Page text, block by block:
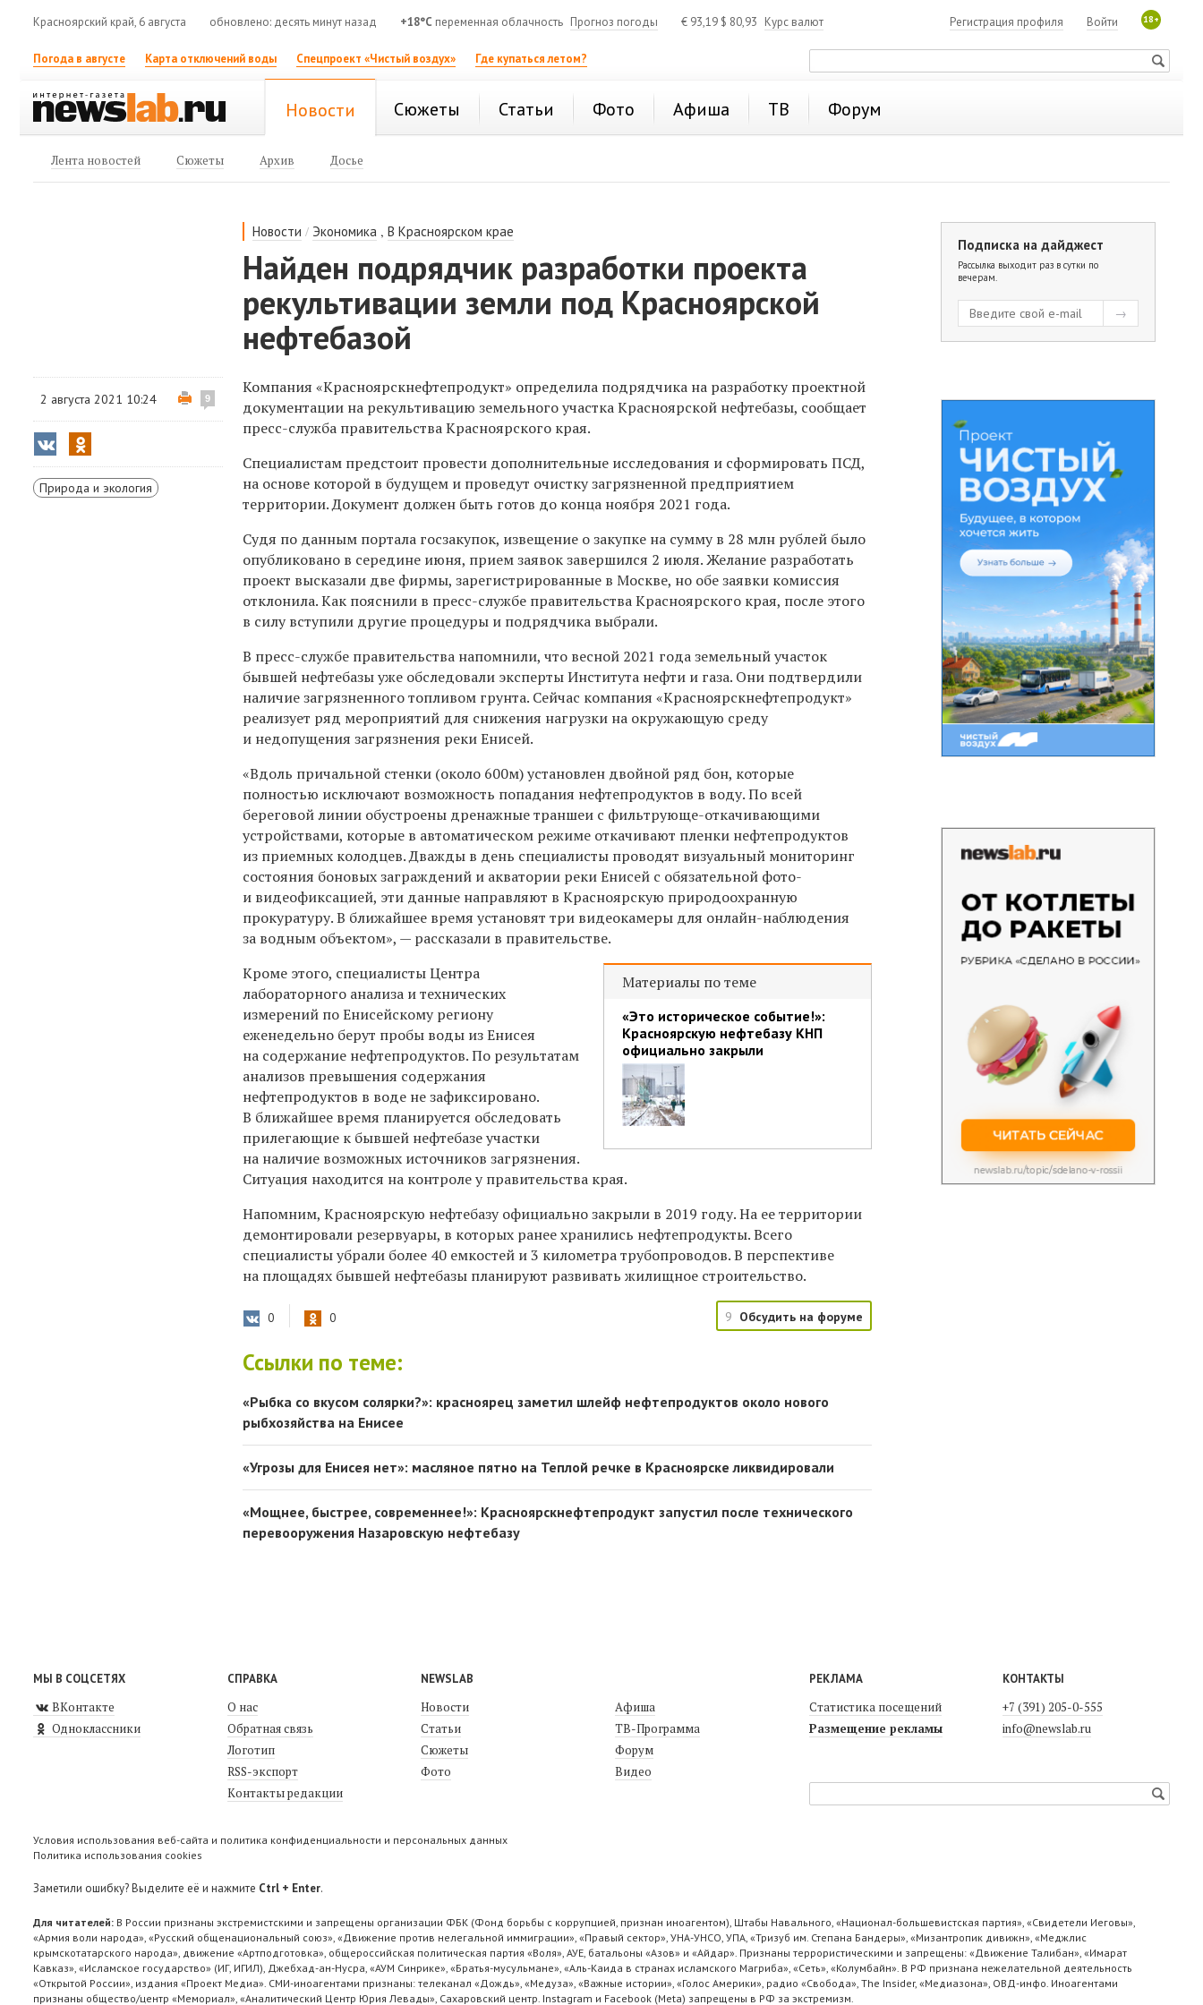
Красноярский край, 6 августа обновлено: десять минут назад +18°C переменная облачность Прогноз погоды € 93,19 $ 80,93 Курс валют 18+
Войти
Регистрация профиля
Погода в августе Карта отключений воды Спецпроект «Чистый воздух» Где купаться летом?
Новости Сюжеты Статьи Фото Афиша ТВ Форум
Лента новостей Сюжеты Архив Досье
Новости / Экономика ,В Красноярском крае
Найден подрядчик разработки проекта
рекультивации земли под Красноярской
нефтебазой
2 августа 2021 10:24 9
Природа и экология
Компания «Красноярскнефтепродукт» определила подрядчика на разработку проектной
документации на рекультивацию земельного участка Красноярской нефтебазы, сообщает
пресс-служба правительства Красноярского края.
Специалистам предстоит провести дополнительные исследования и сформировать ПСД,
на основе которой в будущем и проведут очистку загрязненной предприятием
территории. Документ должен быть готов до конца ноября 2021 года.
Судя по данным портала госзакупок, извещение о закупке на сумму в 28 млн рублей было
опубликовано в середине июня, прием заявок завершился 2 июля. Желание разработать
проект высказали две фирмы, зарегистрированные в Москве, но обе заявки комиссия
отклонила. Как пояснили в пресс-службе правительства Красноярского края, после этого
в силу вступили другие процедуры и подрядчика выбрали.
В пресс-службе правительства напомнили, что весной 2021 года земельный участок
бывшей нефтебазы уже обследовали эксперты Института нефти и газа. Они подтвердили
наличие загрязненного топливом грунта. Сейчас компания «Красноярскнефтепродукт»
реализует ряд мероприятий для снижения нагрузки на окружающую среду
и недопущения загрязнения реки Енисей.
«Вдоль причальной стенки (около 600м) установлен двойной ряд бон, которые
полностью исключают возможность попадания нефтепродуктов в воду. По всей
береговой линии обустроены дренажные траншеи с фильтрующе-откачивающими
устройствами, которые в автоматическом режиме откачивают пленки нефтепродуктов
из приемных колодцев. Дважды в день специалисты проводят визуальный мониторинг
состояния боновых заграждений и акватории реки Енисей с обязательной фото-
и видеофиксацией, эти данные направляют в Красноярскую природоохранную
прокуратуру. В ближайшее время установят три видеокамеры для онлайн-наблюдения
за водным объектом», — рассказали в правительстве.
Материалы по теме
«Это историческое событие!»:
Красноярскую нефтебазу КНП
официально закрыли
Кроме этого, специалисты Центра
лабораторного анализа и технических
измерений по Енисейскому региону
еженедельно берут пробы воды из Енисея
на содержание нефтепродуктов. По результатам
анализов превышения содержания
нефтепродуктов в воде не зафиксировано.
В ближайшее время планируется обследовать
прилегающие к бывшей нефтебазе участки
на наличие возможных источников загрязнения.
Ситуация находится на контроле у правительства края.
Напомним, Красноярскую нефтебазу официально закрыли в 2019 году. На ее территории
демонтировали резервуары, в которых ранее хранились нефтепродукты. Всего
специалисты убрали более 40 емкостей и 3 километра трубопроводов. В перспективе
на площадях бывшей нефтебазы планируют развивать жилищное строительство.
0 0 9 Обсудить на форуме
Ссылки по теме:
«Рыбка со вкусом солярки?»: красноярец заметил шлейф нефтепродуктов около нового
рыбхозяйства на Енисее
«Угрозы для Енисея нет»: масляное пятно на Теплой речке в Красноярске ликвидировали
«Мощнее, быстрее, современнее!»: Красноярскнефтепродукт запустил после технического
перевооружения Назаровскую нефтебазу
Подписка на дайджест
Рассылка выходит раз в сутки по
вечерам.
МЫ В СОЦСЕТЯХ
ВКонтакте
Одноклассники
СПРАВКА
О нас
Обратная связь
Логотип
RSS-экспорт
Контакты редакции
NEWSLAB
Новости
Статьи
Сюжеты
Фото
Афиша
ТВ-Программа
Форум
Видео
РЕКЛАМА
Статистика посещений
Размещение рекламы
КОНТАКТЫ
+7 (391) 205-0-555
info@newslab.ru
Условия использования веб-сайта и политика конфиденциальности и персональных данных
Политика использования cookies
Заметили ошибку? Выделите её и нажмите Ctrl + Enter.
Для читателей: В России признаны экстремистскими и запрещены организации ФБК (Фонд борьбы с коррупцией, признан иноагентом), Штабы Навального, «Национал-большевистская партия», «Свидетели Иеговы»,
«Армия воли народа», «Русский общенациональный союз», «Движение против нелегальной иммиграции», «Правый сектор», УНА-УНСО, УПА, «Тризуб им. Степана Бандеры», «Мизантропик дивижн», «Меджлис
крымскотатарского народа», движение «Артподготовка», общероссийская политическая партия «Воля», АУЕ, батальоны «Азов» и «Айдар». Признаны террористическими и запрещены: «Движение Талибан», «Имарат
Кавказ», «Исламское государство» (ИГ, ИГИЛ), Джебхад-ан-Нусра, «АУМ Синрике», «Братья-мусульмане», «Аль-Каида в странах исламского Магриба», «Сеть», «Колумбайн». В РФ признана нежелательной деятельность
«Открытой России», издания «Проект Медиа». СМИ-иноагентами признаны: телеканал «Дождь», «Медуза», «Важные истории», «Голос Америки», радио «Свобода», The Insider, «Медиазона», ОВД-инфо. Иноагентами
признаны общество/центр «Мемориал», «Аналитический Центр Юрия Левады», Сахаровский центр. Instagram и Facebook (Metа) запрещены в РФ за экстремизм.